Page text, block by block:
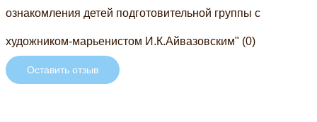
ознакомления детей подготовительной группы с
художником-марьенистом И.К.Айвазовским" (0)
Оставить отзыв